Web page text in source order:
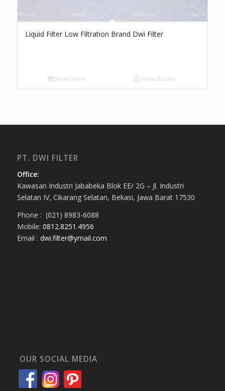
Liquid Filter Low Filtration Brand Dwi Filter
Read more Show Details
PT. DWI FILTER
Office:
Kawasan Industri Jababeka Blok EE/ 2G – Jl. Industri
Selatan IV, Cikarang Selatan, Bekasi, Jawa Barat 17530
Phone : (021) 8983-6088
Mobile: 0812.8251.4956
Email : dwi.filter@ymail.com
OUR SOCIAL MEDIA